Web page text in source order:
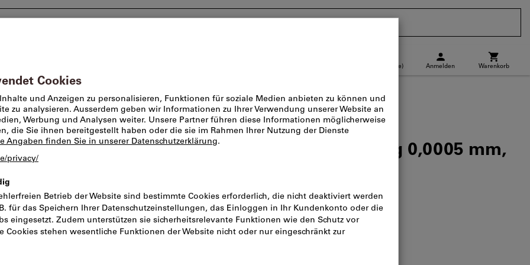
de) Anmelden Warenkorb
Digitale Messuhr i-wi Ablesung 0,0005 mm,
Artikel-Nr.:523483 Katalog-Nr.:434318